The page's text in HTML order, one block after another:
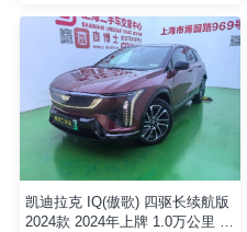
凯迪拉克 IQ(傲歌) 四驱长续航版
2024款 2024年上牌 1.0万公里 上